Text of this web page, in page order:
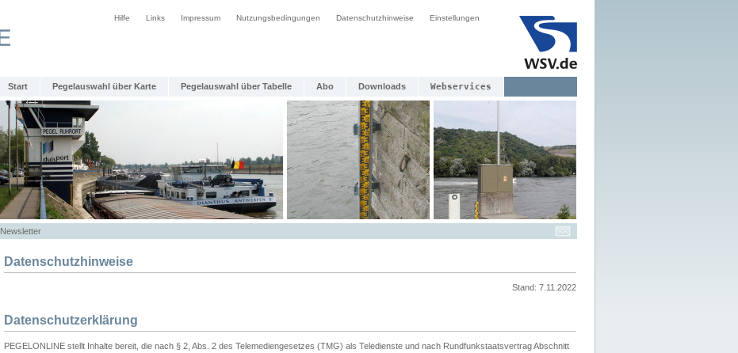
Hilfe Links Impressum Nutzungsbedingungen Datenschutzhinweise Einstellungen
Start Pegelauswahl über Karte Pegelauswahl über Tabelle Abo Downloads Webservices
Newsletter
Datenschutzhinweise
Stand: 7.11.2022
Datenschutzerklärung
PEGELONLINE stellt Inhalte bereit, die nach § 2, Abs. 2 des Telemediengesetzes (TMG) als Teledienste und nach Rundfunkstaatsvertrag Abschnitt